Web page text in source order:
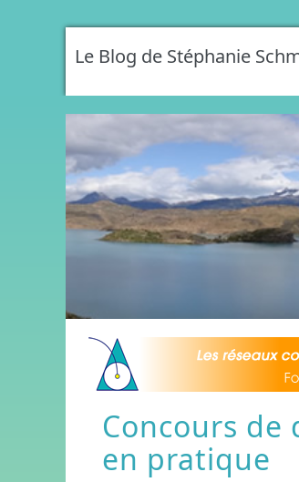
Le Blog de Stéphanie
Concours de
en pratique